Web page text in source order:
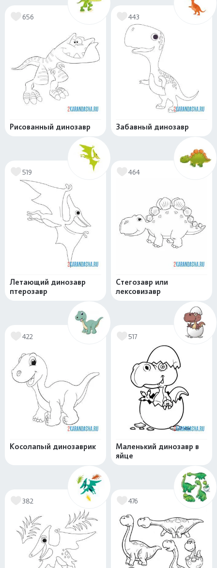
656
Рисованный динозавр
443
Забавный динозавр
519
Летающий динозавр
птерозавр
464
Стегозавр или
лексовизавр
422
Косолапый динозаврик
517
Маленький динозавр в
яйце
382 476